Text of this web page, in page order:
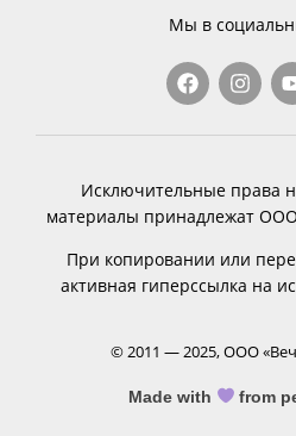
Мы в
Исключительные права
материалы принадлежат
При копировании или
активная гиперссылка на
© 2011 — 2025, ООО
Made with from